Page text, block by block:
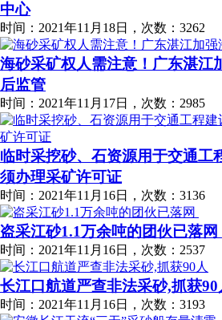
中心
时间：2021年11月18日，次数：3262
海砂采矿权人需注意！广东湛江
后监管
时间：2021年11月17日，次数：2985
临时采挖砂、石资源用于交通工
须办理采矿许可证
时间：2021年11月16日，次数：3136
盗采江砂1.1万余吨的团伙已落网
时间：2021年11月16日，次数：2537
长江口航道严查非法采砂,抓获90
时间：2021年11月16日，次数：3193